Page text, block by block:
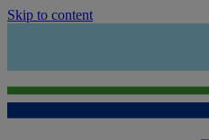
Skip to content